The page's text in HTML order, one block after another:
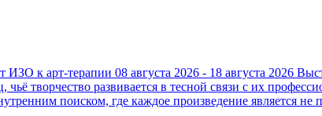
ИЗО к арт-терапии 08 августа 2026 - 18 августа 2026
творчество развивается в тесной связи с их
поиском, где каждое произведение является